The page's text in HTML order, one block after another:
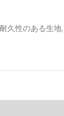
耐久性のある生地,